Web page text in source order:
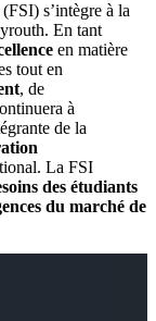
s’intègre à la
En tant
en matière
tout en
, de
à
de la
La FSI
des étudiants
du marché de